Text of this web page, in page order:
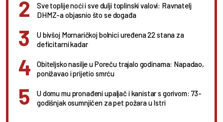
Sve toplije noći i sve dulji toplinski valovi: Ravnatelj
DHMZ-a objasnio što se događa
U bivšoj Mornaričkoj bolnici uređena 22 stana za
deficitarni kadar
Obiteljsko nasilje u Poreču trajalo godinama: Napadao,
ponižavao i prijetio smrću
U domu mu pronađeni upaljač i kanistar s gorivom: 73-
godišnjak osumnjičen za pet požara u Istri